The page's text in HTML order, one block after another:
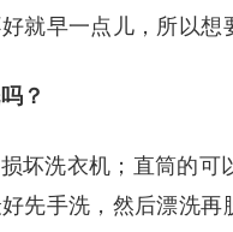
就早一点儿，所以想
？
坏洗衣机；直筒的
先手洗，然后漂洗